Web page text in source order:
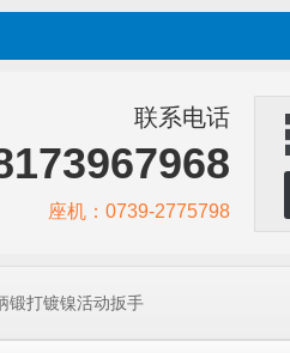
联系电话
座机：0739-2775798
锻打镀镍活动扳手